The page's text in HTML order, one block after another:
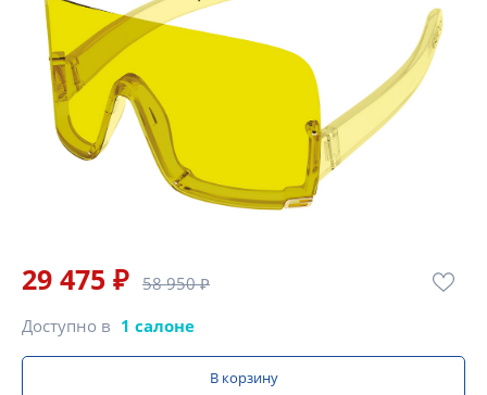
29 475 ₽ 58 950 ₽
Доступно в 1 салоне
В корзину